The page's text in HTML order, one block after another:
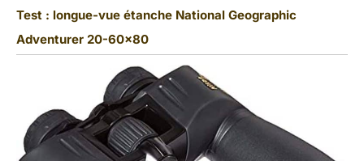
Test : longue-vue étanche National Geographic
Adventurer 20-60×80